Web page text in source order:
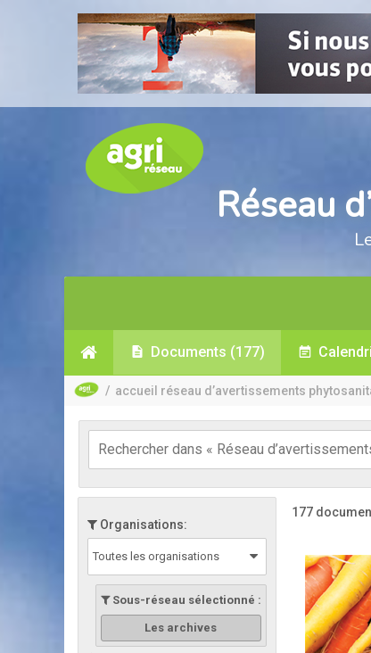
Réseau
Documents (177)
/ accueil réseau d’avertissements
Organisations:
Toutes les organisations
Sous-réseau sélectionné :
Les archives
177